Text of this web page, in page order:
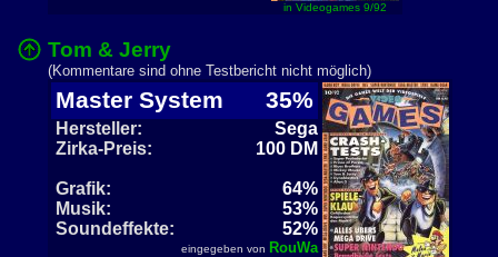
in Videogames 9/92
Tom & Jerry
(Kommentare sind ohne Testbericht nicht möglich)
Master System 35%
Hersteller:
Sega
Zirka-Preis:
100 DM
Grafik:
64%
Musik:
53%
Soundeffekte:
52%
eingegeben von RouWa